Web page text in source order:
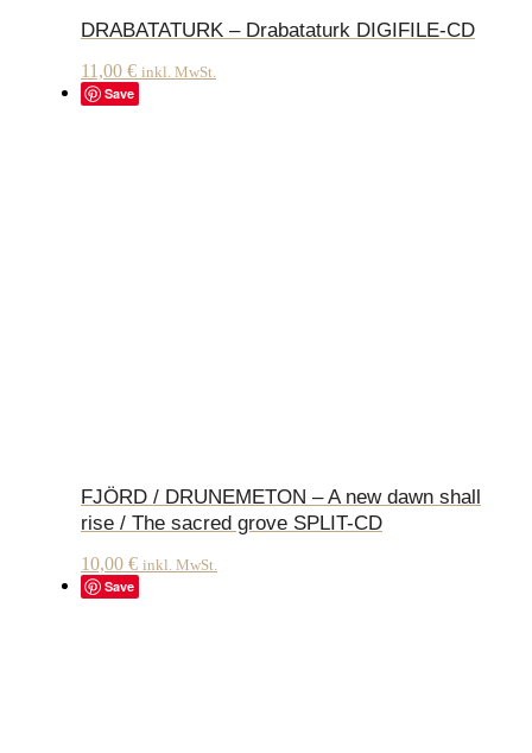
DRABATATURK – Drabataturk DIGIFILE-CD
11,00 € inkl. MwSt.
Save
FJÖRD / DRUNEMETON – A new dawn shall
rise / The sacred grove SPLIT-CD
10,00 € inkl. MwSt.
Save